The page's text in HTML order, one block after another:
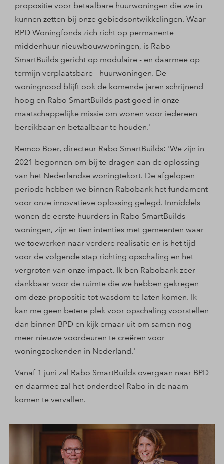
propositie voor betaalbare huurwoningen die we in
kunnen zetten bij onze gebiedsontwikkelingen. Waar
BPD Woningfonds zich richt op permanente
middenhuur nieuwbouwwoningen, is Rabo
SmartBuilds gericht op modulaire - en daarmee op
termijn verplaatsbare - huurwoningen. De
woningnood blijft ook de komende jaren schrijnend
hoog en Rabo SmartBuilds past goed in onze
maatschappelijke missie om wonen voor iedereen
bereikbaar en betaalbaar te houden.'
Remco Boer, directeur Rabo SmartBuilds: 'We zijn in
2021 begonnen om bij te dragen aan de oplossing
van het Nederlandse woningtekort. De afgelopen
periode hebben we binnen Rabobank het fundament
voor onze innovatieve oplossing gelegd. Inmiddels
wonen de eerste huurders in Rabo SmartBuilds
woningen, zijn er tien intenties met gemeenten waar
we toewerken naar verdere realisatie en is het tijd
voor de volgende stap richting opschaling en het
vergroten van onze impact. Ik ben Rabobank zeer
dankbaar voor de ruimte die we hebben gekregen
om deze propositie tot wasdom te laten komen. Ik
kan me geen betere plek voor opschaling voorstellen
dan binnen BPD en kijk ernaar uit om samen nog
meer nieuwe voordeuren te creëren voor
woningzoekenden in Nederland.'
Vanaf 1 juni zal Rabo SmartBuilds overgaan naar BPD
en daarmee zal het onderdeel Rabo in de naam
komen te vervallen.